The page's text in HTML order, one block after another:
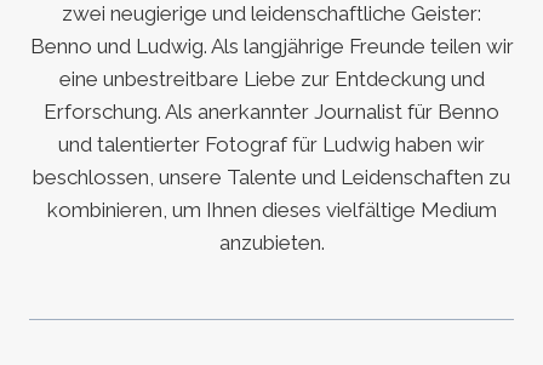
zwei neugierige und leidenschaftliche Geister:
Benno und Ludwig. Als langjährige Freunde teilen wir
eine unbestreitbare Liebe zur Entdeckung und
Erforschung. Als anerkannter Journalist für Benno
und talentierter Fotograf für Ludwig haben wir
beschlossen, unsere Talente und Leidenschaften zu
kombinieren, um Ihnen dieses vielfältige Medium
anzubieten.